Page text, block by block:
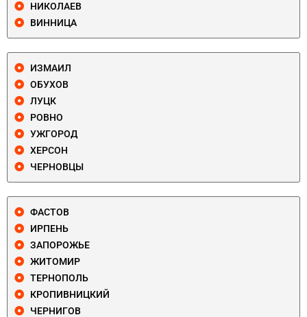
НИКОЛАЕВ
ВИННИЦА
ИЗМАИЛ
ОБУХОВ
ЛУЦК
РОВНО
УЖГОРОД
ХЕРСОН
ЧЕРНОВЦЫ
ФАСТОВ
ИРПЕНЬ
ЗАПОРОЖЬЕ
ЖИТОМИР
ТЕРНОПОЛЬ
КРОПИВНИЦКИЙ
ЧЕРНИГОВ